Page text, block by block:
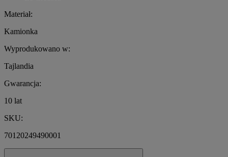
Materiał:
Kamionka
Wyprodukowano w:
Tajlandia
Gwarancja:
10 lat
SKU:
70120249490001